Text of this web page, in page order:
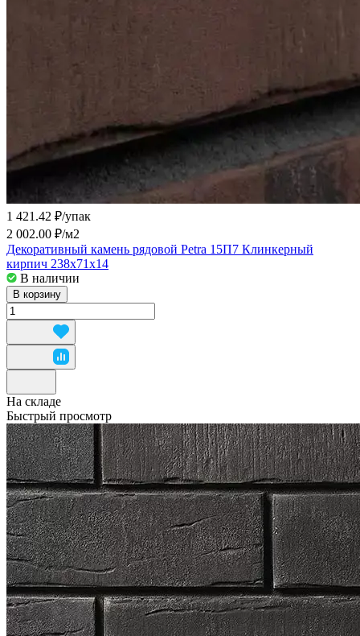
1 421.42 ₽/упак
2 002.00 ₽/м2
Декоративный камень рядовой Petra 15П7 Клинкерный
кирпич 238х71х14
В наличии
В корзину
На складе
Быстрый просмотр